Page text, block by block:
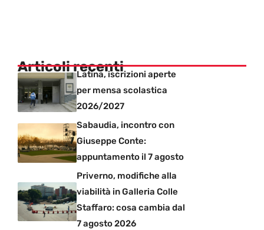
Articoli recentiLatina, iscrizioni aperte
per mensa scolastica
2026/2027
Sabaudia, incontro con
Giuseppe Conte:
appuntamento il 7 agosto
Priverno, modifiche alla
viabilità in Galleria Colle
Staffaro: cosa cambia dal
7 agosto 2026